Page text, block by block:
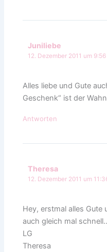
Juniliebe
12. Dezember 2011 um
Alles liebe und Gute
Geschenk“ ist der
Antworten
Theresa
12. Dezember 2011 um
Hey, erstmal alles
auch gleich mal
LG
Theresa